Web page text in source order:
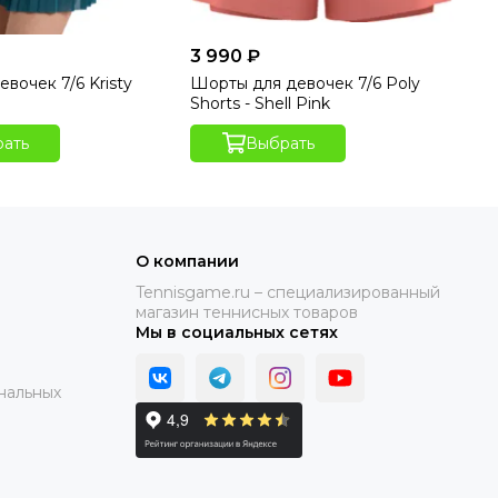
7/6 Kristy
3 990 ₽
Шорты для девочек 7/6 Poly
Shorts - Shell Pink
Выбрать
О компании
Tennisgame.ru – специализированный
магазин теннисных товаров
Мы в социальных сетях